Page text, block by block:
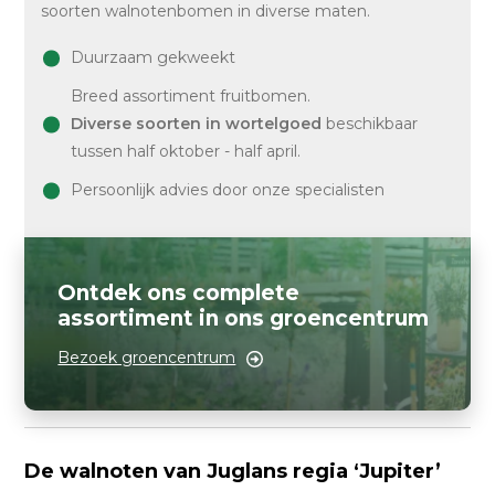
soorten walnotenbomen in diverse maten.
Duurzaam gekweekt
Breed assortiment fruitbomen.
Diverse soorten in wortelgoed beschikbaar
tussen half oktober - half april.
Persoonlijk advies door onze specialisten
Ontdek ons complete
assortiment in ons groencentrum
Bezoek groencentrum
De walnoten van Juglans regia ‘Jupiter’